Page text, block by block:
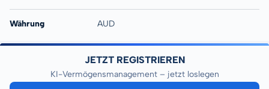
Währung AUD
JETZT REGISTRIEREN
KI-Vermögensmanagement – jetzt loslegen